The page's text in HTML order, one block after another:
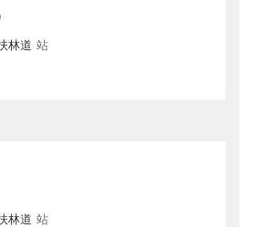
林道 站
林道 站